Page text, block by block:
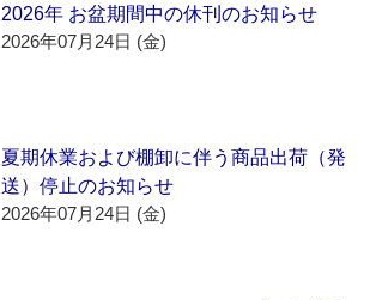
2026年 お盆期間中の休刊のお知らせ
2026年07月24日 (金)
夏期休業および棚卸に伴う商品出荷（発
送）停止のお知らせ
2026年07月24日 (金)